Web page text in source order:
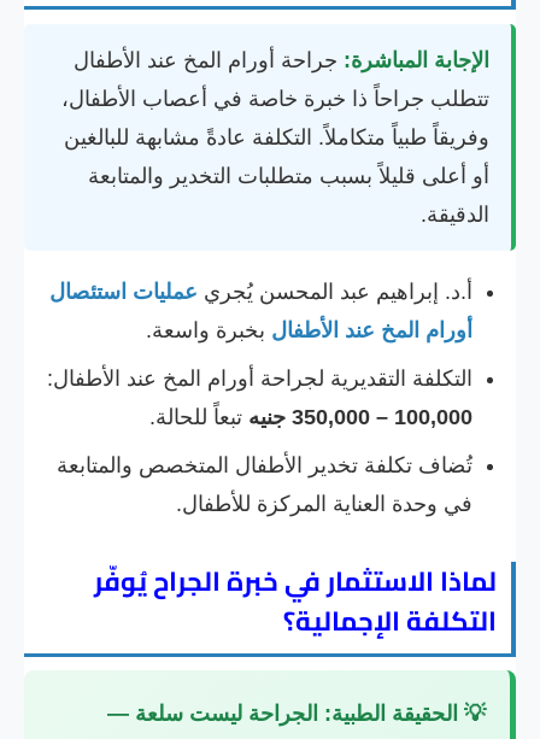
الإجابة المباشرة: جراحة أورام المخ عند الأطفال
تتطلب جراحاً ذا خبرة خاصة في أعصاب الأطفال،
وفريقاً طبياً متكاملاً. التكلفة عادةً مشابهة للبالغين
أو أعلى قليلاً بسبب متطلبات التخدير والمتابعة
الدقيقة.
أ.د. إبراهيم عبد المحسن يُجري عمليات استئصال
أورام المخ عند الأطفال بخبرة واسعة.
التكلفة التقديرية لجراحة أورام المخ عند الأطفال:
100,000 – 350,000 جنيه
تبعاً للحالة.
تُضاف تكلفة تخدير الأطفال المتخصص والمتابعة
في وحدة العناية المركزة للأطفال.
لماذا الاستثمار في خبرة الجراح يُوفّر
التكلفة الإجمالية؟
💡 الحقيقة الطبية: الجراحة ليست سلعة —